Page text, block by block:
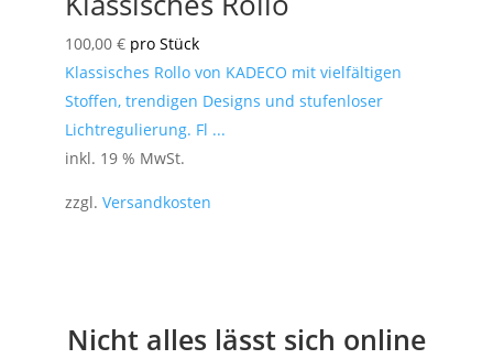
100,00 € pro Stück
Klassisches Rollo von KADECO mit vielfältigen
Stoffen, trendigen Designs und stufenloser
Lichtregulierung. Fl ...
inkl. 19 % MwSt.
zzgl. Versandkosten
Nicht alles lässt sich online